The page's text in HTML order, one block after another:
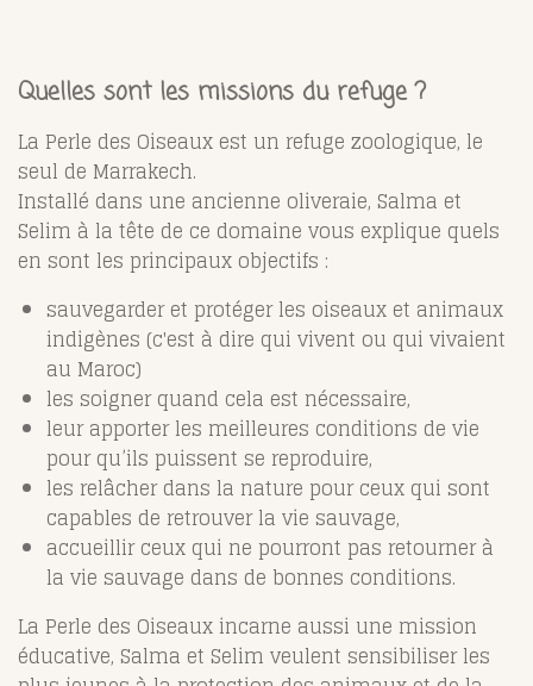
Quelles sont les missions du refuge ?
La Perle des Oiseaux est un refuge zoologique, le
seul de Marrakech.
Installé dans une ancienne oliveraie, Salma et
Selim à la tête de ce domaine vous explique quels
en sont les principaux objectifs :
sauvegarder et protéger les oiseaux et animaux
indigènes (c'est à dire qui vivent ou qui vivaient
au Maroc)
les soigner quand cela est nécessaire,
leur apporter les meilleures conditions de vie
pour qu’ils puissent se reproduire,
les relâcher dans la nature pour ceux qui sont
capables de retrouver la vie sauvage,
accueillir ceux qui ne pourront pas retourner à
la vie sauvage dans de bonnes conditions.
La Perle des Oiseaux incarne aussi une mission
éducative, Salma et Selim veulent sensibiliser les